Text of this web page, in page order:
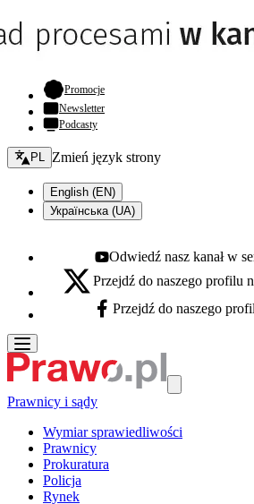
Promocje- otwiera się w nowej karcie
Newsletter
Podcasty
Zmień język - bieżący:
PL Zmień język strony
English (EN)
Українська (UA)
Youtube - otwiera się w nowej karcie
Odwiedź nasz kanał w
X - otwiera się w nowej karcie
Przejdź do naszego profilu
Facebook - otwiera się w nowej karcie
Przejdź do naszego
Prawnicy i sądy
Wymiar sprawiedliwości
Prawnicy
Prokuratura
Policja
Rynek